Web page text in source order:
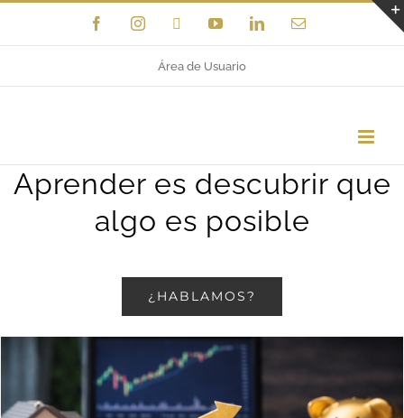
al
FacebookInstagram YouTubeLinkedInCorreo
Área de Usuario
Aprender es descubrir que
algo es posible
¿HABLAMOS?